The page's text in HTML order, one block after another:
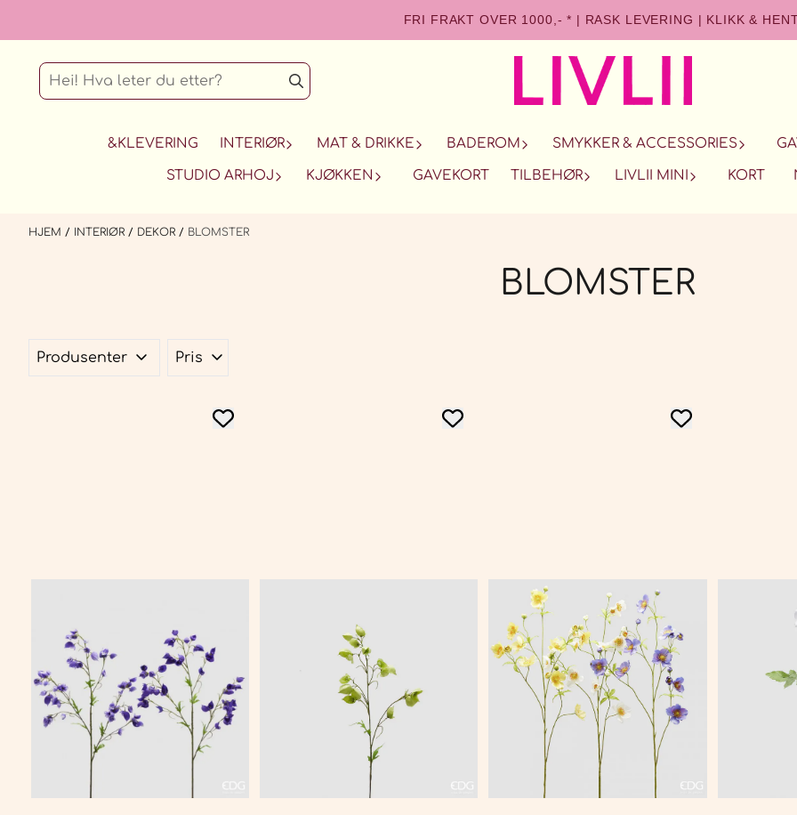
FRI FRAKT OVER 1000,- * RASK LEVERING KLIKK &
&KLEVERING INTERIØR MAT & DRIKKE BADEROM SMYKKER & ACCESSORIES
STUDIO ARHOJ KJØKKEN GAVEKORT TILBEHØR LIVLII MINI KORT
HJEM / INTERIØR / DEKOR / BLOMSTER
BLOMSTER
Produsenter Pris